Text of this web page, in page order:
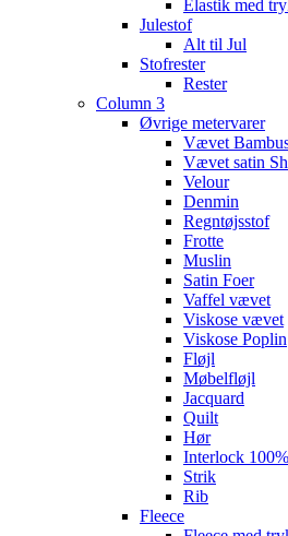
Elastik med
Julestof
Alt til Jul
Stofrester
Rester
Column 3
Øvrige metervarer
Vævet
Vævet satin
Velour
Denmin
Regntøjsstof
Frotte
Muslin
Satin Foer
Vaffel vævet
Viskose vævet
Viskose Poplin
Fløjl
Møbelfløjl
Jacquard
Quilt
Hør
Interlock
Strik
Rib
Fleece